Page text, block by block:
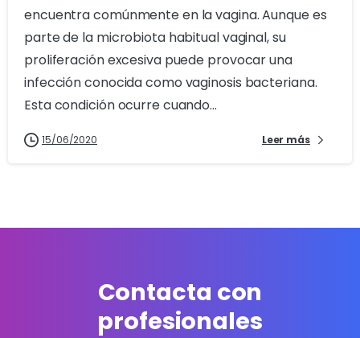
encuentra comúnmente en la vagina. Aunque es
parte de la microbiota habitual vaginal, su
proliferación excesiva puede provocar una
infección conocida como vaginosis bacteriana.
Esta condición ocurre cuando...
15/06/2020 Leer más
Contacta con
profesionales